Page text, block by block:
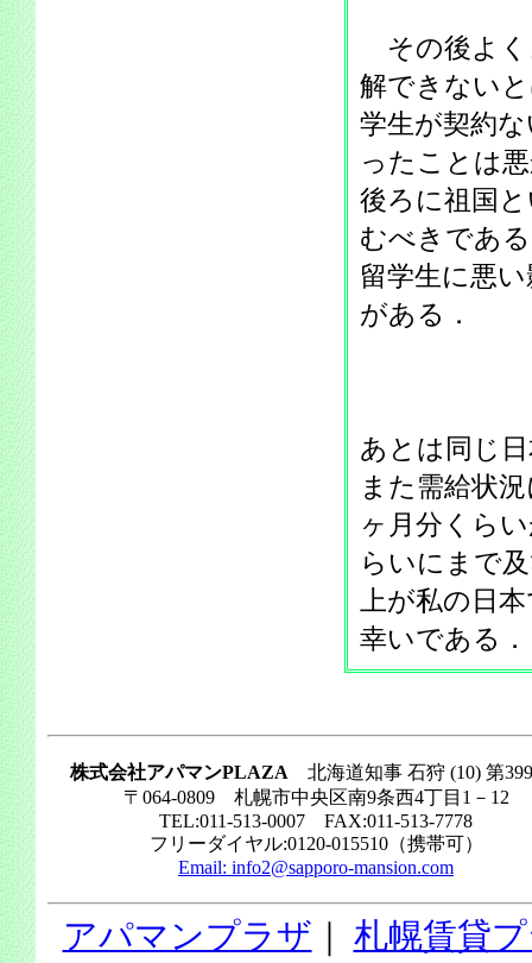
その後よく
解できない
学生が契約
ったことは
後ろに祖国
むべきであ
留学生に悪
がある．
あとは同じ
また需給状
ヶ月分くら
らいにまで
上が私の日
幸いである．
株式会社アパマンPLAZA 北海道知事 石狩 (10) 第
〒064-0809 札幌市中央区南9条西4丁目1－12
TEL:011-513-0007 FAX:011-513-7778
フリーダイヤル:0120-015510（携帯可）
Email: info2@sapporo-mansion.com
アパマンプラザ ｜ 札幌賃貸